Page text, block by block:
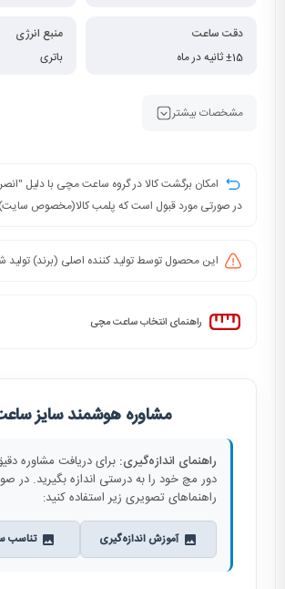
دقت ساعت
±15 ثانیه در ماه
منبع انرژی
باتری
مشخصات بیشتر
امکان برگشت کالا در گروه ساعت مچی با دلیل
در صورتی مورد قبول است که پلمب کالا(مخصوص سایت)
این محصول توسط تولید کننده اصلی (برند)
راهنمای انتخاب ساعت مچی
مشاوره هوشمند سایز
راهنمای اندازه‌گیری: برای دریافت مشاوره
دور مچ خود را به درستی اندازه بگیرید. در
راهنماهای تصویری زیر استفاده کنید:
آموزش اندازه‌گیری تناسب